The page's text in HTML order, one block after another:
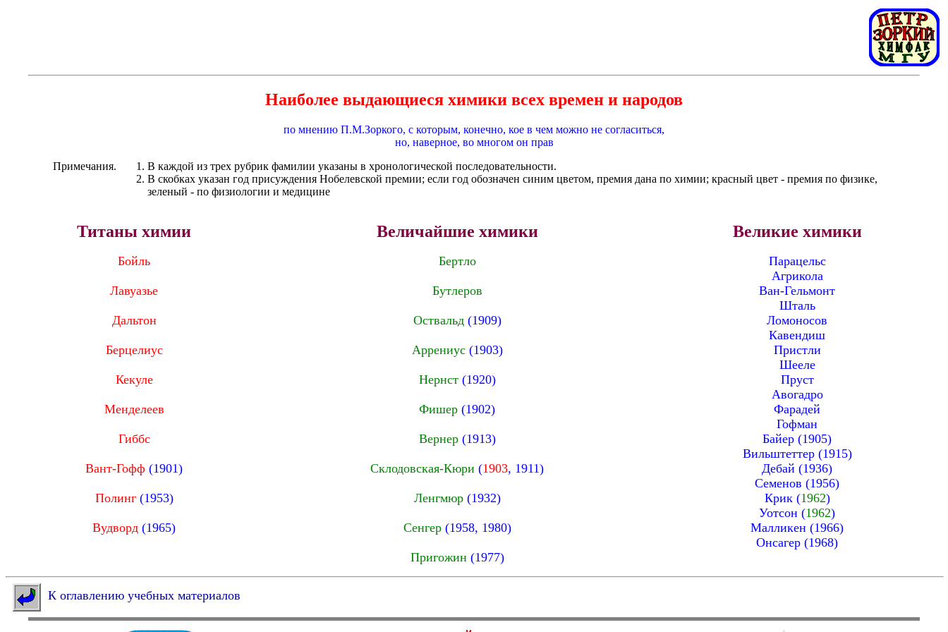
Наиболее выдающиеся химики всех времен и народов
по мнению П.М.Зоркого, с которым, конечно, кое в чем можно не согласиться,
но, наверное, во многом он прав
Примечания.
В каждой из трех рубрик фамилии указаны в хронологической последовательности.
В скобках указан год присуждения Нобелевской премии; если год обозначен синим цветом, премия дана по химии; красный цвет - премия по физике,
зеленый - по физиологии и медицине
Титаны химии Величайшие химики Великие химики
Бойль Бертло
Парацельс
Агрикола
Лавуазье
Бутлеров
Ван-Гельмонт
Шталь
Дальтон
Оствальд (1909)
Ломоносов
Кавендиш
Берцелиус
Аррениус(1903)
Пристли
Шееле
Кекуле
Нернст (1920)
Пруст
Авогадро
Менделеев
Фишер (1902)
Фарадей
Гофман
Гиббс
Вернер (1913)
Байер (1905)
Вильштеттер (1915)
Вант-Гофф (1901) Склодовская-Кюри (1903, 1911)
Дебай (1936)
Семенов (1956)
Полинг (1953) Ленгмюр (1932) Крик (1962)
Уотсон (1962)
Вудворд (1965) Сенгер (1958, 1980)
Малликен (1966)
Онсагер (1968)
Пригожин (1977)
К оглавлению учебных материалов